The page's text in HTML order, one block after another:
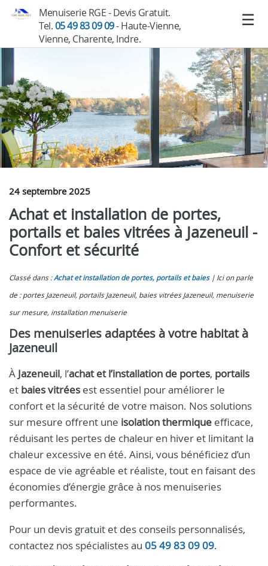
Menuiserie RGE - Devis Gratuit.
Tel.05 49 83 09 09- Haute-Vienne,
Vienne, Charente, Indre.
24 septembre 2025
Achat et installation de portes,
portails et baies vitrées à Jazeneuil -
Confort et sécurité
Classé dans :Achat et installation de portes, portails et baies
Ici on parle
de : portes Jazeneuil, portails Jazeneuil, baies vitrées Jazeneuil, menuiserie
sur mesure, installation menuiserie
Des menuiseries adaptées à votre habitat à
Jazeneuil
À Jazeneuil, l’achat et l’installation de portes, portails
et baies vitrées est essentiel pour améliorer le
confort et la sécurité de votre maison. Nos solutions
sur mesure offrent une isolation thermique efficace,
réduisant les pertes de chaleur en hiver et limitant la
chaleur excessive en été. Ainsi, vous bénéficiez d’un
espace de vie agréable et réaliste, tout en faisant des
économies d’énergie grâce à nos menuiseries
performantes.
Pour un devis gratuit et des conseils personnalisés,
contactez nos spécialistes au 05 49 83 09 09.